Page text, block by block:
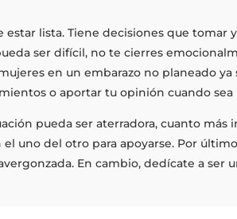
lista. Tiene decisiones que tomar
ser difícil, no te cierres
en un embarazo no planeado
o aportar tu opinión cuando sea
pueda ser aterradora, cuanto más
uno del otro para apoyarse. Por
En cambio, dedícate a ser